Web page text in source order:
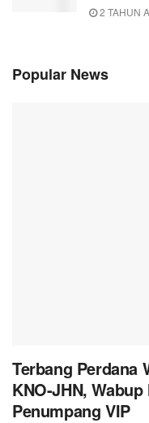
2 TAHUN
Popular News
Terbang Perdana
KNO-JHN,
Penumpang VIP